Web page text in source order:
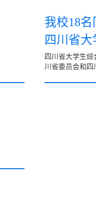
我校18
四川省
四川省大学生综
川省委员会和四